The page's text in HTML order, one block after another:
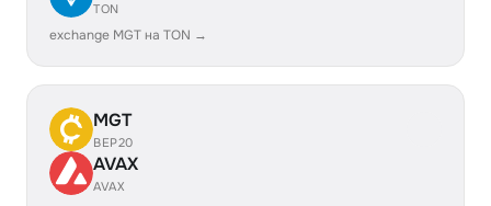
TON
exchange MGT на TON →
MGT
BEP20
AVAX
AVAX